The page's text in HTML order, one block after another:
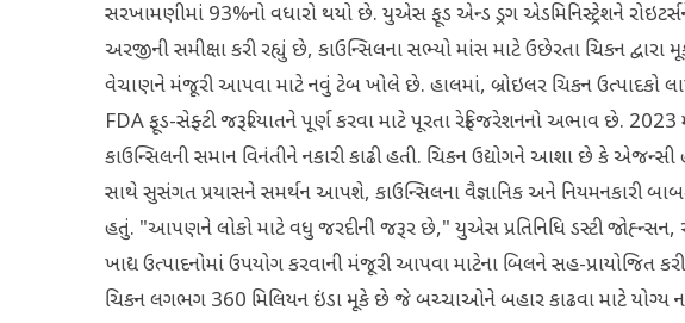
સરખામણીમાં 93%નો વધારો થયો છે. યુએસ ફૂડ એન્ડ ડ્રગ એડમિનિસ્ટ્રેશને
અરજીની સમીક્ષા કરી રહ્યું છે, કાઉન્સિલના સભ્યો માંસ માટે ઉછેરતા ચિકન
વેચાણને મંજૂરી આપવા માટે નવું ટેબ ખોલે છે. હાલમાં, બ્રોઇલર ચિકન ઉત્પાદકો
FDA ફૂડ-સેફ્ટી જરૂરિયાતને પૂર્ણ કરવા માટે પૂરતા રેફ્રિજરેશનનો અભાવ છે.
કાઉન્સિલની સમાન વિનંતીને નકારી કાઢી હતી. ચિકન ઉદ્યોગને આશા છે કે એજન્સી
સાથે સુસંગત પ્રયાસને સમર્થન આપશે, કાઉન્સિલના વૈજ્ઞાનિક અને નિયમનકારી
હતું. "આપણને લોકો માટે વધુ જરદીની જરૂર છે," યુએસ પ્રતિનિધિ ડસ્ટી
ખાદ્ય ઉત્પાદનોમાં ઉપયોગ કરવાની મંજૂરી આપવા માટેના બિલને સહ-પ્રાયોજિત
ચિકન લગભગ 360 મિલિયન ઇંડા મૂકે છે જે બચ્ચાઓને બહાર કાઢવા માટે યોગ્ય